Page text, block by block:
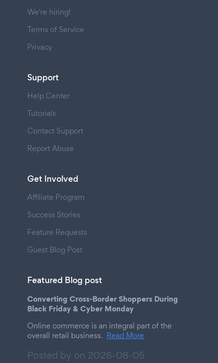
We're hiring!
Terms of Service
Privacy
Support
Help Center
Tutorials
Contact Support
Report Abuse
Get Involved
Affiliate Program
Success Stories
Feature Requests
Guest Blog Post
Featured Blog post
Converting Cross-Border Shoppers During
Black Friday & Cyber Monday
Online commerce is an integral part of the
overall retail business. Read More
Posted by on 2026-08-05